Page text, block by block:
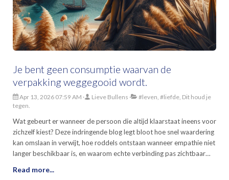
Je bent geen consumptie waarvan de
verpakking weggegooid wordt.
Apr 13, 2026 07:59 AM Lieve Bullens
#leven, #liefde, Dit houd je
tegen.
Wat gebeurt er wanneer de persoon die altijd klaarstaat ineens voor
zichzelf kiest? Deze indringende blog legt bloot hoe snel waardering
kan omslaan in verwijt, hoe roddels ontstaan wanneer empathie niet
langer beschikbaar is, en waarom echte verbinding pas zichtbaar
misplaatste verwachtingen en de pijn van gebruikt worden,
Read more...